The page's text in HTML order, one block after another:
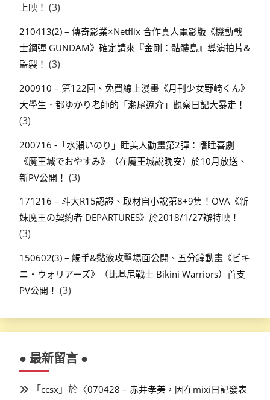
上映！ (3)
210413(2) – 傳奇影業×Netflix 合作真人電影版《機動戰
士鋼彈 GUNDAM》確定請來『金剛：骷髏島』導演拍片&
監製！ (3)
200910 – 第122回、免費線上漫畫《月刊少女野崎くん》
大學生．都ゆかり老師的「瀬尾遼介」觀察日記大暴走！
(3)
200716 -「水瀬いのり」睡美人動畫第2彈：嗜睡喜劇
《魔王城でおやすみ》（在魔王城說晚安）於10月放送、
新PV公開！ (3)
171216 – 斗大R15認證、取材自小說第8+9集！OVA《新
妹魔王の契約者 DEPARTURES》於2018/1/27辦特映！
(3)
150602(3) – 觸手&黏液攻擊場面公開、五分鐘動畫《ビキ
ニ・ウォリアーズ》（比基尼戰士 Bikini Warriors）首支
PV公開！ (3)
● 最新留言 ●
「ccsx 」於〈070428 – 赤井孝美，因在mixi日記發表